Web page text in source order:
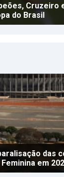
Cruzeiro
do Brasil
das
em